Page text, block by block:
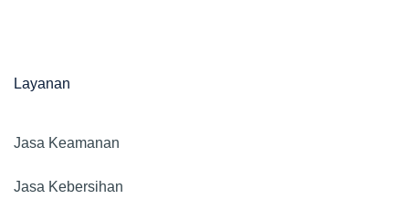
Layanan
Jasa Keamanan​
Jasa Kebersihan